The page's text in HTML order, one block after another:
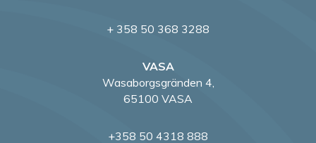
+ 358 50 368 3288
VASA
Wasaborgsgränden 4,
65100 VASA
+358 50 4318 888